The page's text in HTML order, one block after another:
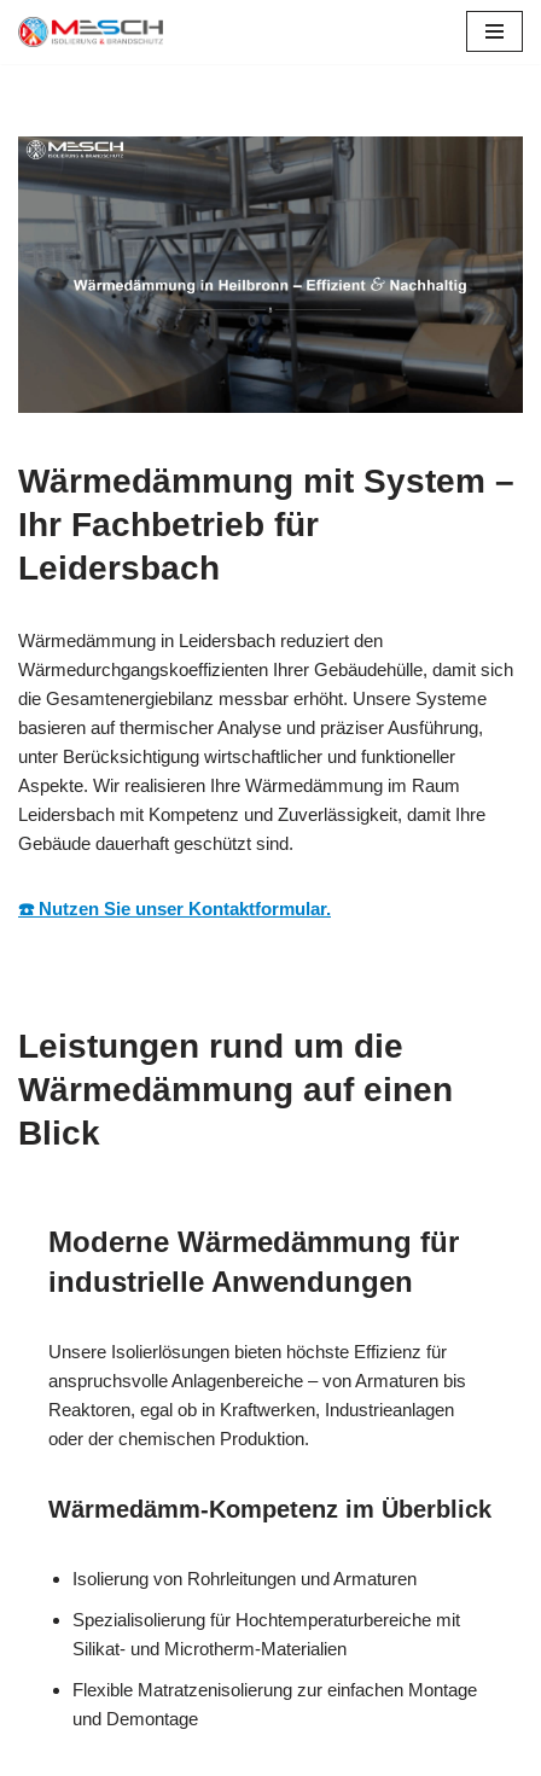
Wärmedämmung mit System –
Ihr Fachbetrieb für
Leidersbach
Wärmedämmung in Leidersbach reduziert den
Wärmedurchgangskoeffizienten Ihrer Gebäudehülle, damit sich
die Gesamtenergiebilanz messbar erhöht. Unsere Systeme
basieren auf thermischer Analyse und präziser Ausführung,
unter Berücksichtigung wirtschaftlicher und funktioneller
Aspekte. Wir realisieren Ihre Wärmedämmung im Raum
Leidersbach mit Kompetenz und Zuverlässigkeit, damit Ihre
Gebäude dauerhaft geschützt sind.
☎️ Nutzen Sie unser Kontaktformular.
Leistungen rund um die
Wärmedämmung auf einen
Blick
Moderne Wärmedämmung für
industrielle Anwendungen
Unsere Isolierlösungen bieten höchste Effizienz für
anspruchsvolle Anlagenbereiche – von Armaturen bis
Reaktoren, egal ob in Kraftwerken, Industrieanlagen
oder der chemischen Produktion.
Wärmedämm-Kompetenz im Überblick
Isolierung von Rohrleitungen und Armaturen
Spezialisolierung für Hochtemperaturbereiche mit
Silikat- und Microtherm-Materialien
Flexible Matratzenisolierung zur einfachen Montage
und Demontage